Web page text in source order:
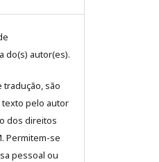
do(s) autor(es).
são
pelo autor
dos direitos
Permitem-se
pessoal ou